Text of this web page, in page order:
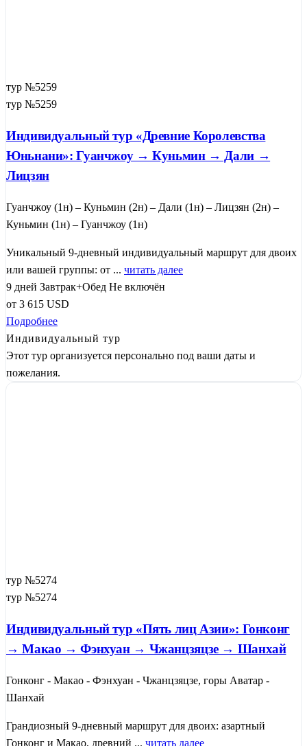
тур №5259
тур №5259
Индивидуальный тур «Древние Королевства
Юньнани»: Гуанчжоу → Куньмин → Дали →
Лицзян
Гуанчжоу (1н) – Куньмин (2н) – Дали (1н) – Лицзян (2н) –
Куньмин (1н) – Гуанчжоу (1н)
Уникальный 9-дневный индивидуальный маршрут для двоих
или вашей группы: от ... читать далее
9 дней Завтрак+Обед Не включён
от 3 615 USD
Подробнее
Индивидуальный тур
Этот тур организуется персонально под ваши даты и
пожелания.
тур №5274
тур №5274
Индивидуальный тур «Пять лиц Азии»: Гонконг
→ Макао → Фэнхуан → Чжанцзяцзе → Шанхай
Гонконг - Макао - Фэнхуан - Чжанцзяцзе, горы Аватар -
Шанхай
Грандиозный 9-дневный маршрут для двоих: азартный
Гонконг и Макао, древний ... читать далее